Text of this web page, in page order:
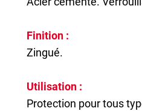
Finition :
Zingué.
Utilisation :
Protection pour tous